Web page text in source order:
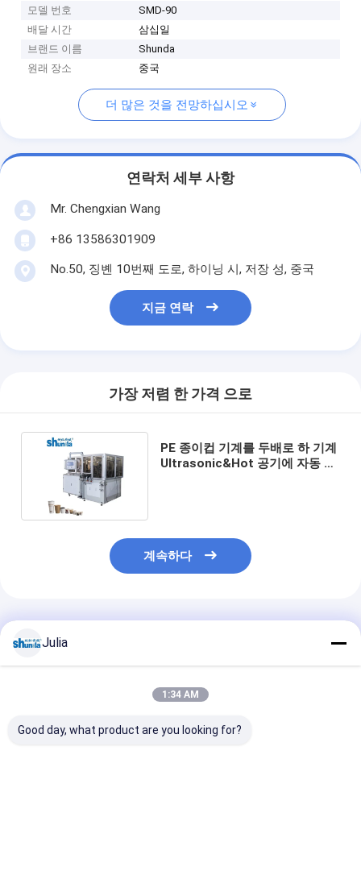
모델 번호
SMD-90
배달 시간
삼십일
브랜드 이름
Shunda
원래 장소
중국
더 많은 것을 전망하십시오
연락처 세부 사항
Mr. Chengxian Wang
+86 13586301909
No.50, 징볜 10번째 도로, 하이닝 시, 저장 성, 중국
지금 연락
가장 저렴 한 가격 으로
PE 종이컵 기계를 두배로 하 기계
Ultrasonic&Hot 공기에 자동 처
계속하다
Julia
1:34 AM
Good day, what product are you looking for?